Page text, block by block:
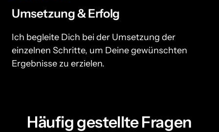
Umsetzung & Erfolg
Ich begleite Dich bei der Umsetzung der
einzelnen Schritte, um Deine gewünschten
Ergebnisse zu erzielen.
Häufig gestellte Fragen